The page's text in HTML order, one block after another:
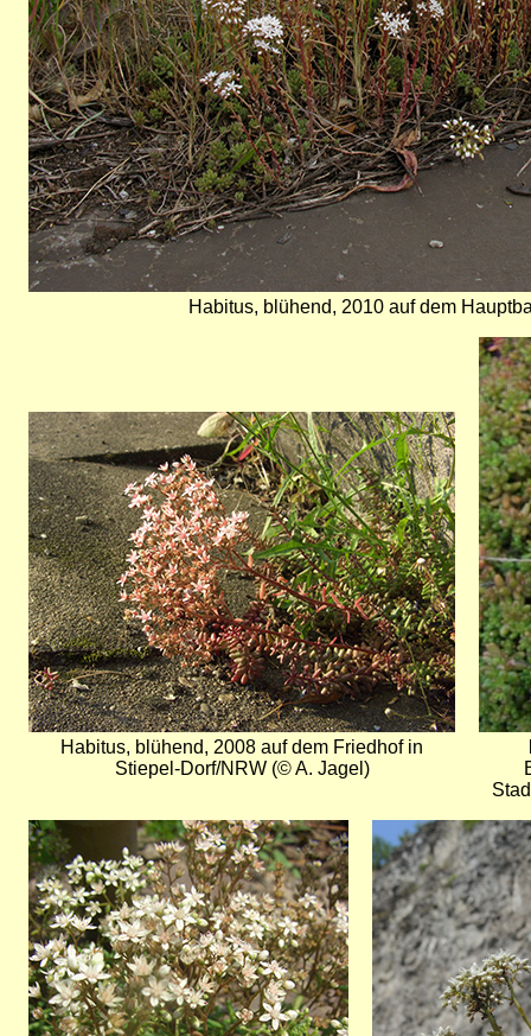
Habitus, blühend, 2010 auf dem
Bild
Habitus, blühend, 2008 auf dem Friedhof in
Stiepel-Dorf/NRW (© A. Jagel)
Bild
Bild
Bild